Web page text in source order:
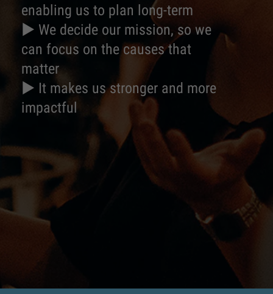
enabling us to plan long-term
► We decide our mission, so we
can focus on the causes that
matter
► It makes us stronger and more
impactful